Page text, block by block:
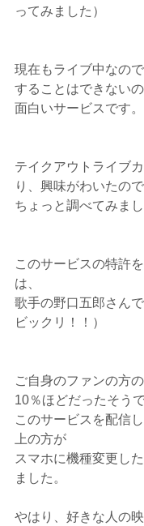
ってみました）
現在もライブ中なの
することはできない
面白いサービスです。
テイクアウトライブ
り、興味がわいたので
ちょっと調べてみまし
このサービスの特許
は、
歌手の野口五郎さん
ビックリ！！）
ご自身のファンの方
10％ほどだったそうで
このサービスを配信
上の方が
スマホに機種変更し
ました。
やはり、好きな人の